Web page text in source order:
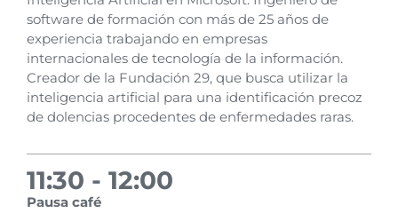
software de formación con más de 25 años de
experiencia trabajando en empresas
internacionales de tecnología de la información.
Creador de la Fundación 29, que busca utilizar la
inteligencia artificial para una identificación precoz
de dolencias procedentes de enfermedades raras.
11:30 - 12:00
Pausa café